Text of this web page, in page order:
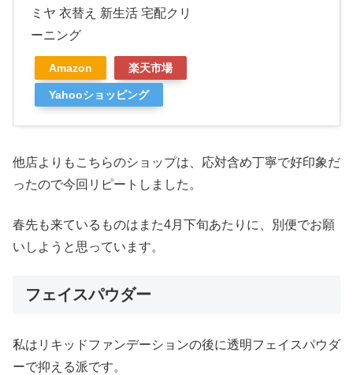
ミヤ 衣替え 新生活 宅配クリ
ーニング
Amazon 楽天市場
Yahooショッピング
他店よりもこちらのショップは、応対含め丁寧で好印象だ
ったので今回リピートしました。
春先も来ているものはまた4月下旬あたりに、別便でお願
いしようと思っています。
フェイスパウダー
私はリキッドファンデーションの後に透明フェイスパウダ
ーで抑える派です。